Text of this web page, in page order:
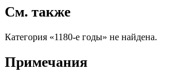
См. также
Категория «1180-е годы» не найдена.
Примечания